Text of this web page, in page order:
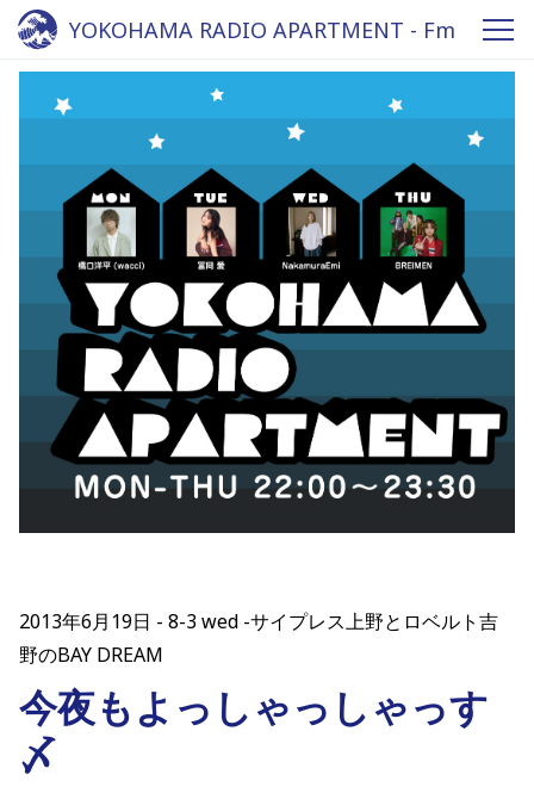
YOKOHAMA RADIO APARTMENT - Fm
yokohama 84.7
2013年6月19日
8-3 wed -サイプレス上野とロベルト吉
野のBAY DREAM
今夜もよっしゃっしゃっす
〆